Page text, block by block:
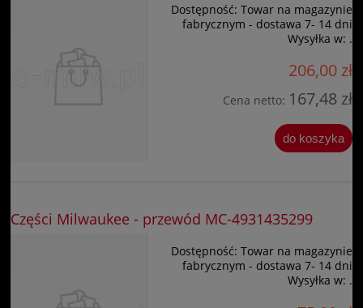
Dostępność: Towar na magazynie
fabrycznym - dostawa 7- 14 dni
Wysyłka w: .
206,00 zł
Cena netto: 167,48 zł
do koszyka
Części Milwaukee - przewód MC-4931435299
Dostępność: Towar na magazynie
fabrycznym - dostawa 7- 14 dni
Wysyłka w: .